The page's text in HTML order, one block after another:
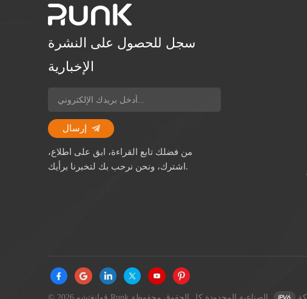
سجل للحصول على النشرة
الإخبارية
إرسال
من فضلك تابع القراءة، ابق على اطلاع،
اشترك، ونحن نرحب بك لتخبرنا برأيك.